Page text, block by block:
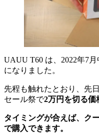
UAUU T60 は、2022年7
になりました。
先程も触れたとおり、先
セール祭で2万円を切る価
タイミングが合えば、ク
で購入できます。